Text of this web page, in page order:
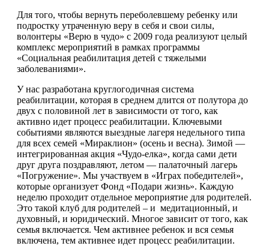
Для того, чтобы вернуть переболевшему ребенку или
подростку утраченную веру в себя и свои силы,
волонтеры «Верю в чудо» с 2009 года реализуют целый
комплекс мероприятий в рамках программы
«Социальная реабилитация детей с тяжелыми
заболеваниями».
У нас разработана круглогодичная система
реабилитации, которая в среднем длится от полутора до
двух с половиной лет в зависимости от того, как
активно идет процесс реабилитации. Ключевыми
событиями являются выездные лагеря недельного типа
для всех семей «Мираклион» (осень и весна). Зимой —
интегрированная акция «Чудо-елка», когда сами дети
друг друга поздравляют, летом — палаточный лагерь
«Погружение». Мы участвуем в «Играх победителей»,
которые организует Фонд «Подари жизнь». Каждую
неделю проходит отдельное мероприятие для родителей.
Это такой клуб для родителей – и медитационный, и
духовный, и юридический. Многое зависит от того, как
семья включается. Чем активнее ребенок и вся семья
включена, тем активнее идет процесс реабилитации.